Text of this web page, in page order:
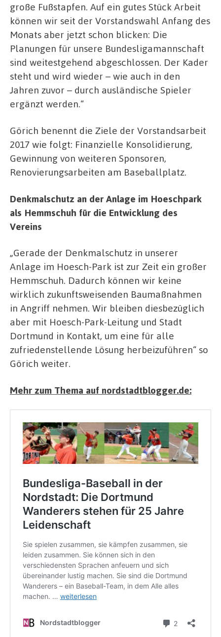
große Fußstapfen. Auf ein gutes Stück Arbeit
können wir seit der Vorstandswahl Anfang des
Monats aber jetzt schon blicken: Die
Planungen für unsere Bundesligamannschaft
sind weitestgehend abgeschlossen. Der Kader
steht und wird wieder – wie auch in den
Jahren zuvor – durch ausländische Spieler
ergänzt werden.“
Görich benennt die Ziele der Vorstandsarbeit
2017 wie folgt: Finanzielle Konsolidierung,
Gewinnung von weiteren Sponsoren,
Renovierungsarbeiten am Baseballplatz.
Denkmalschutz an der Anlage im Hoeschpark
als Hemmschuh für die Entwicklung des
Vereins
„Gerade der Denkmalschutz in unserer
Anlage im Hoesch-Park ist zur Zeit ein großer
Hemmschuh. Dadurch können wir keine
wirklich zukunftsweisenden Baumaßnahmen
in Angriff nehmen. Wir bleiben diesbezüglich
aber mit Hoesch-Park-Leitung und Stadt
Dortmund in Kontakt, um eine für alle
zufriedenstellende Lösung herbeizuführen“ so
Görich weiter.
Mehr zum Thema auf nordstadtblogger.de: